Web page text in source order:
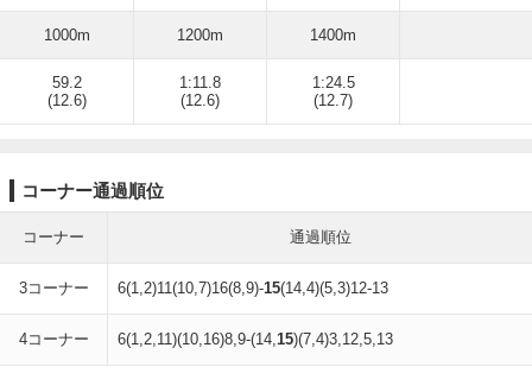
1000m 1200m 1400m
59.2
(12.6)
1:11.8
(12.6)
1:24.5
(12.7)
コーナー通過順位
コーナー 通過順位
3コーナー 6(1,2)11(10,7)16(8,9)-15(14,4)(5,3)12-13
4コーナー 6(1,2,11)(10,16)8,9-(14,15)(7,4)3,12,5,13